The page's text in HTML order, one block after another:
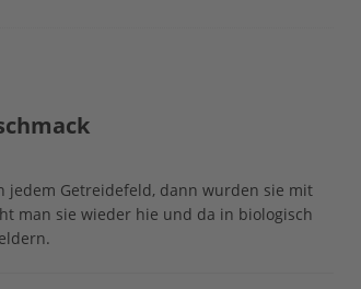
in Limburgerhof
Erntemilben) sind unterwegs: Das große
jedem Getreidefeld, dann wurden sie mit
man sie wieder hie und da in biologisch